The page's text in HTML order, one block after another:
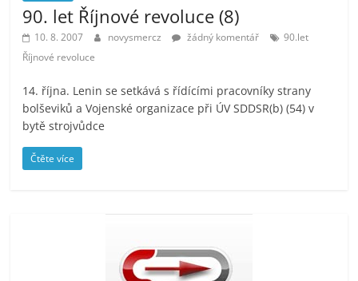
90. let Říjnové revoluce (8)
10. 8. 2007 novysmercz žádný komentář
90.let
Říjnové revoluce
14. října. Lenin se setkává s řídícími pracovníky strany
bolševiků a Vojenské organizace při ÚV SDDSR(b) (54) v
bytě strojvůdce
Čtěte více